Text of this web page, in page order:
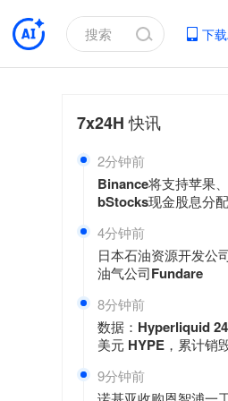
下
7x24H快讯
2分钟前
Binance将支持苹果
bStocks现金股息分配
4分钟前
日本石油资源开发公
油气公司Fundare
8分钟前
数据：Hyperliquid
美元 HYPE，累计销
9分钟前